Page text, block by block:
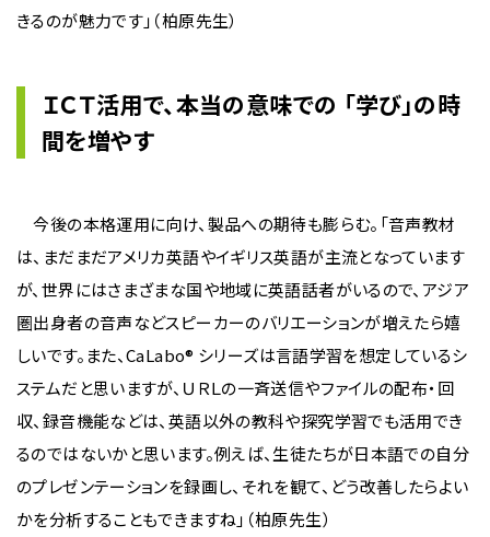
きるのが魅力です」（柏原先生）
ＩＣＴ活用で、本当の意味での 「学び」の時
間を増やす
今後の本格運用に向け、製品への期待も膨らむ。「音声教材
は、まだまだアメリカ英語やイギリス英語が主流となっています
が、世界にはさまざまな国や地域に英語話者がいるので、アジア
圏出身者の音声などスピーカーのバリエーションが増えたら嬉
しいです。また、CaLabo® シリーズは言語学習を想定しているシ
ステムだと思いますが、ＵＲＬの一斉送信やファイルの配布・回
収、録音機能などは、英語以外の教科や探究学習でも活用でき
るのではないかと思います。例えば、生徒たちが日本語での自分
のプレゼンテーションを録画し、それを観て、どう改善したらよい
かを分析することもできますね」（柏原先生）